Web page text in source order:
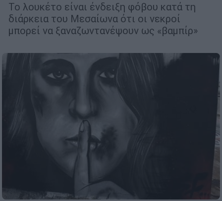
Το λουκέτο είναι ένδειξη φόβου κατά τη
διάρκεια του Μεσαίωνα ότι οι νεκροί
μπορεί να ξαναζωντανέψουν ως «βαμπίρ»